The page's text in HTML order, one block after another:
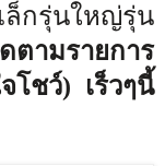
กรุ่นใหญ่รุ่น
ามรายการ
โชว์) เร็วๆนี้